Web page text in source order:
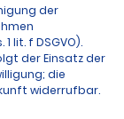
der
lit. f DSGVO).
der Einsatz der
die
widerrufbar.